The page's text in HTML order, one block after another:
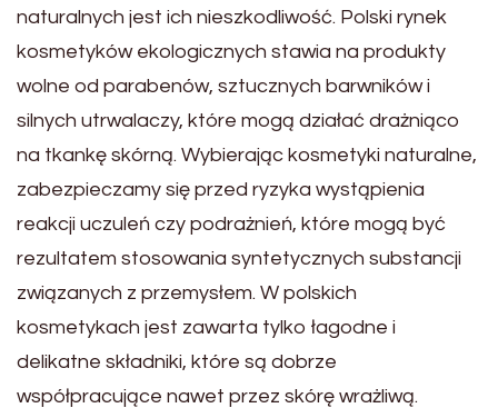
naturalnych jest ich nieszkodliwość. Polski rynek
kosmetyków ekologicznych stawia na produkty
wolne od parabenów, sztucznych barwników i
silnych utrwalaczy, które mogą działać drażniąco
na tkankę skórną. Wybierając kosmetyki naturalne,
zabezpieczamy się przed ryzyka wystąpienia
reakcji uczuleń czy podrażnień, które mogą być
rezultatem stosowania syntetycznych substancji
związanych z przemysłem. W polskich
kosmetykach jest zawarta tylko łagodne i
delikatne składniki, które są dobrze
współpracujące nawet przez skórę wrażliwą.